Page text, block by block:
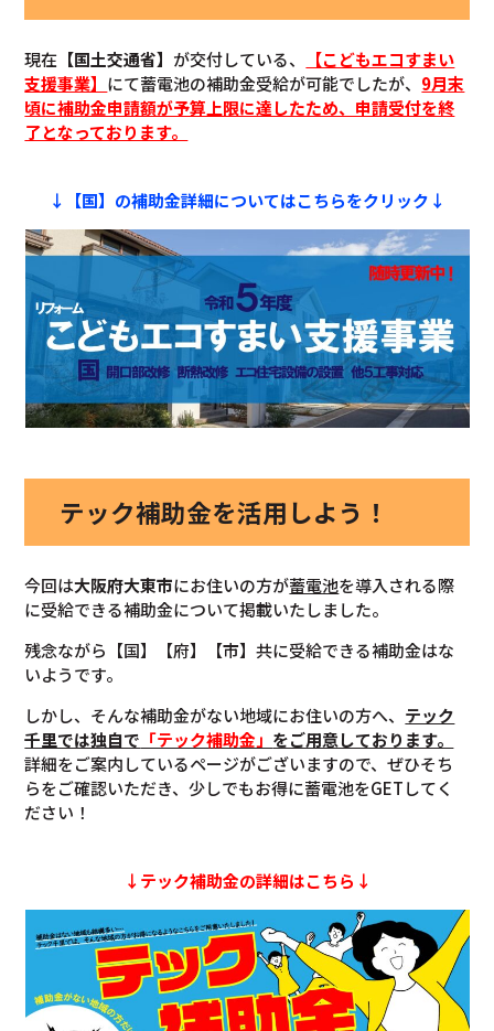
現在 【国土交通省】 が交付している、
【こどもエコすまい
支援事業】 にて蓄電池の補助金受給が可能でしたが、 9月末
頃に補助金申請額が予算上限に達したため、申請受付を終
了となっております。
↓【国】の補助金詳細についてはこちらをクリック↓
テック補助金を活用しよう！
今回は大阪府大東市にお住いの方が蓄電池を導入される際
に受給できる補助金について掲載いたしました。
残念ながら【国】【府】【市】共に受給できる補助金はな
いようです。
しかし、そんな補助金がない地域にお住いの方へ、 テック
千里では独自で 「テック補助金」 をご用意しております。
詳細をご案内しているページがございますので、ぜひそち
らをご確認いただき、少しでもお得に蓄電池をGETしてく
ださい！
↓テック補助金の詳細はこちら↓